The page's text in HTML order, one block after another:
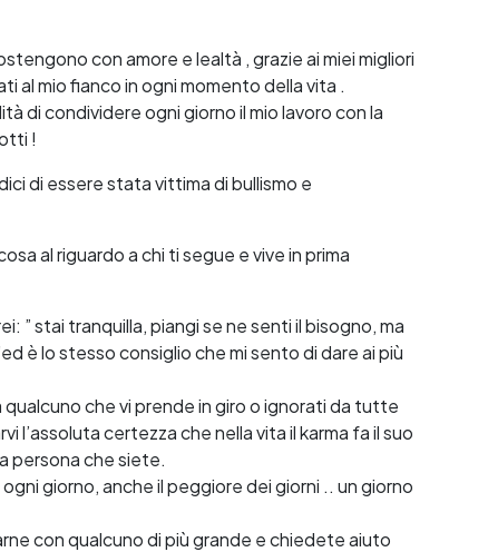
con amore e lealtà , grazie ai miei migliori
al mio fianco in ogni momento della vita .
di condividere ogni giorno il mio lavoro con la
!
di essere stata vittima di bullismo e
al riguardo a chi ti segue e vive in prima
” stai tranquilla, piangi se ne senti il bisogno, ma
è lo stesso consiglio che mi sento di dare ai più
qualcuno che vi prende in giro o ignorati da tutte
certezza che nella vita il karma fa il suo
persona che siete.
giorno, anche il peggiore dei giorni .. un giorno
con qualcuno di più grande e chiedete aiuto